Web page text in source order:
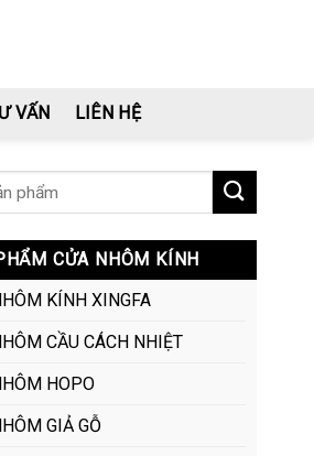
VẤN LIÊN HỆ
CỬA NHÔM KÍNH
KÍNH XINGFA
CẦU CÁCH NHIỆT
HOPO
GIẢ GỖ